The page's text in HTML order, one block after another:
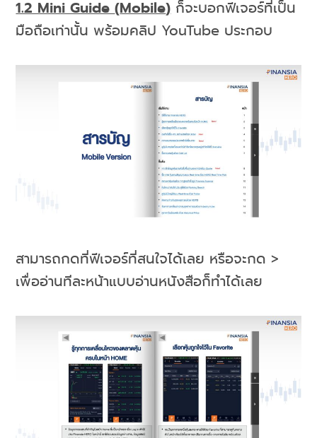
1.2 Mini Guide(Mobile)ก็จะบอกฟีเจอร์ที่เป็น
มือถือเท่านั้น พร้อมคลิป YouTube ประกอบ
สามารถกดที่ฟีเจอร์ที่สนใจได้เลย หรือจะกด >
เพื่ออ่านทีละหน้าแบบอ่านหนังสือก็ทำได้เลย